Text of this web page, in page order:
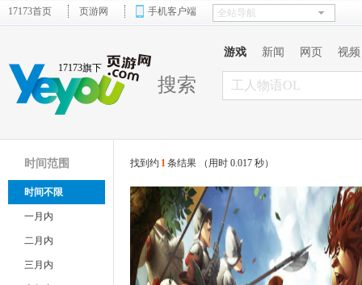
17173首页 页游网 手机客户端
17173旗下
游戏 新闻 网页 视频
搜索
时间范围
时间不限
一月内
二月内
三月内
找到约 1条结果 （用时 0.017 秒）